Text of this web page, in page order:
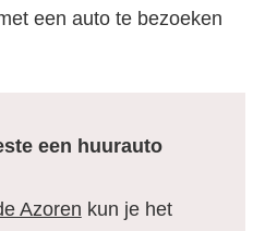
een auto te bezoeken
een huurauto
Azoren kun je het